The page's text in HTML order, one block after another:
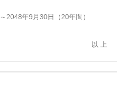
年9月30日（20年間）
以 上